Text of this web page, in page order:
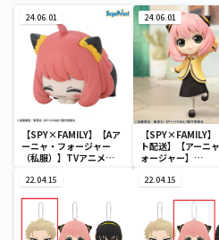
24.06.01
【SPY×FAMILY】【Aア
ーニャ・フォージャー
（私服）】TVアニメ
ねこ ミニフィギュア
24.06.01
【SPY×FAMILY】
ト配送】【アーニ
ォージャー】
posket-アーニャ・
22.04.15 22.04.15